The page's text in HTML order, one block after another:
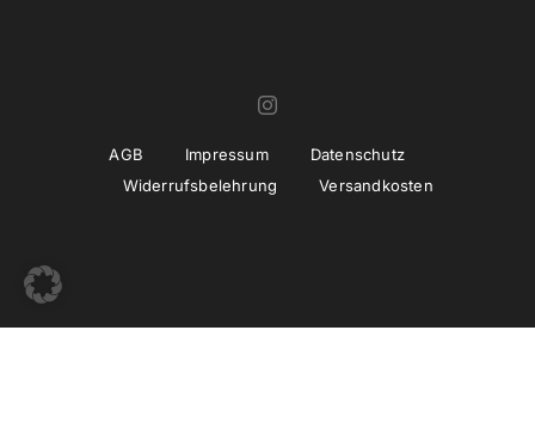
AGB Impressum
Datenschutz
Widerrufsbelehrung
Versandkosten